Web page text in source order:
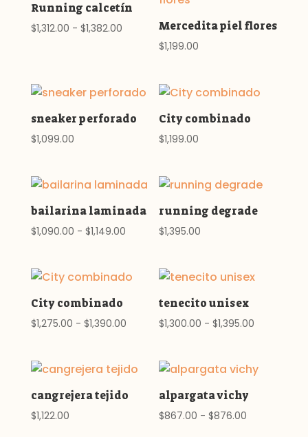
Running calcetín
$1,312.00 - $1,382.00Rango
$1,312.00
hasta
$1,382.00
Mercedita piel flores
$1,199.00
sneaker perforado
$1,099.00
City combinado
$1,199.00
bailarina laminada
$1,090.00 - $1,149.00Rango
precios:
desde
$1,090.00
hasta
running degrade
$1,395.00
City combinado
$1,275.00 - $1,390.00Rango
precios:
desde
$1,275.00
tenecito unisex
$1,300.00 - $1,395.00
desde
cangrejera tejido
$1,122.00
alpargata vichy
$867.00 - $876.00